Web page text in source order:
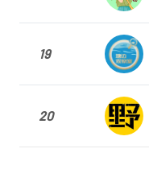
19
20